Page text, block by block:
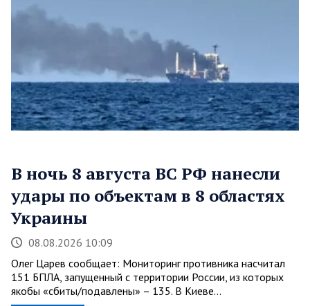
В ночь 8 августа ВС РФ нанесли
удары по объектам в 8 областях
Украины
08.08.2026 10:09
Олег Царев сообщает: Мониторинг противника насчитал
151 БПЛА, запущенный с территории России, из которых
якобы «сбиты/подавлены» – 135. В Киеве…